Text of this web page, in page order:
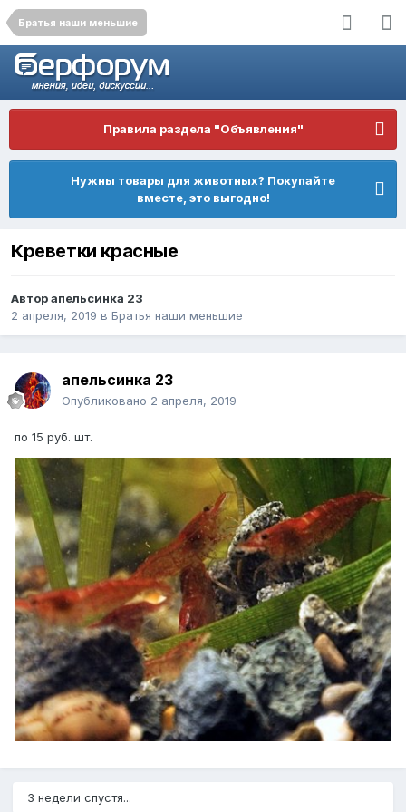
Братья наши меньшие
Правила раздела "Объявления"
Нужны товары для животных? Покупайте
вместе, это выгодно!
Креветки красные
Авторапельсинка 23
2 апреля, 2019 в Братья наши меньшие
апельсинка 23
Опубликовано 2 апреля, 2019
по 15 руб. шт.
3 недели спустя...